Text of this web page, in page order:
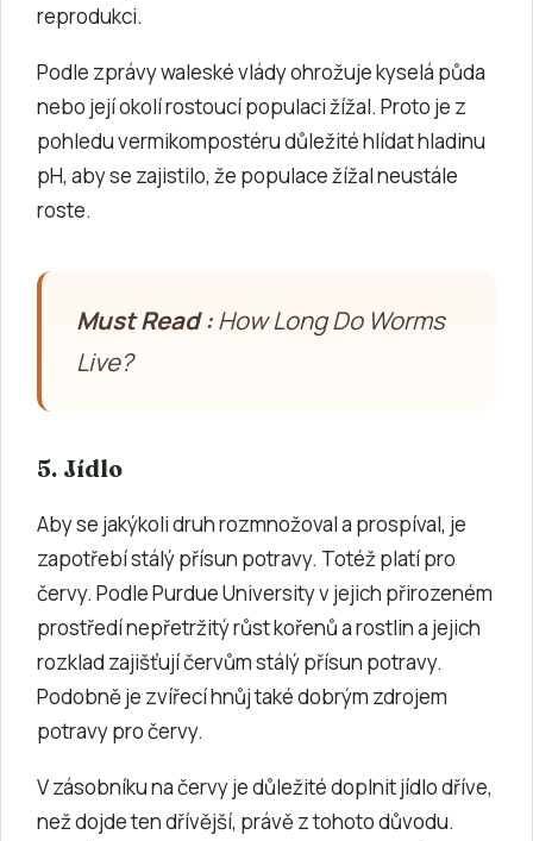
reprodukci.
Podle zprávy waleské vlády ohrožuje kyselá půda
nebo její okolí rostoucí populaci žížal. Proto je z
pohledu vermikompostéru důležité hlídat hladinu
pH, aby se zajistilo, že populace žížal neustále
roste.
Must Read :How Long Do Worms
Live?
5. Jídlo
Aby se jakýkoli druh rozmnožoval a prospíval, je
zapotřebí stálý přísun potravy. Totéž platí pro
červy. Podle Purdue University v jejich přirozeném
prostředí nepřetržitý růst kořenů a rostlin a jejich
rozklad zajišťují červům stálý přísun potravy.
Podobně je zvířecí hnůj také dobrým zdrojem
potravy pro červy.
V zásobníku na červy je důležité doplnit jídlo dříve,
než dojde ten dřívější, právě z tohoto důvodu.